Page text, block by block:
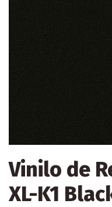
Vinilo de
XL-K1